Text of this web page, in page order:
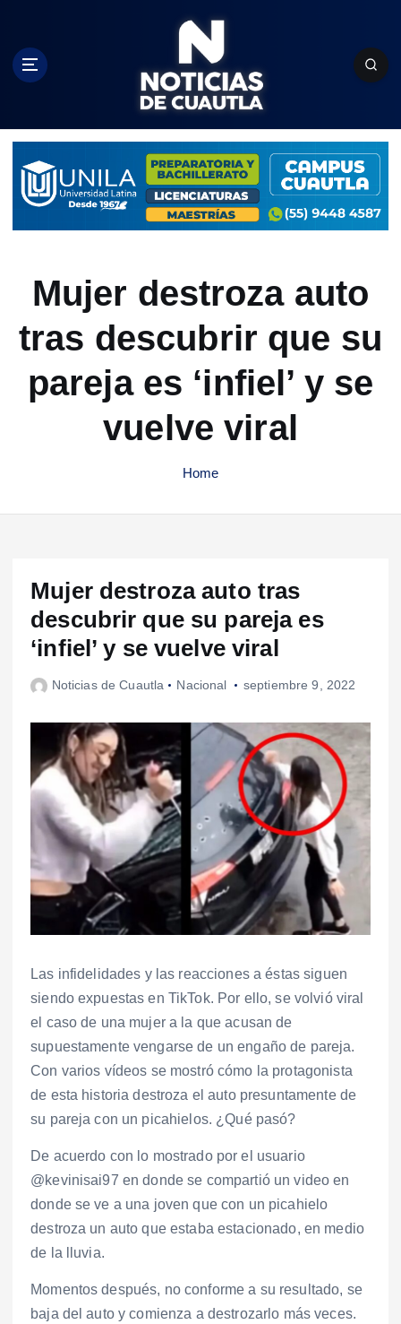
c
Mujer destroza auto
tras descubrir que su
pareja es ‘infiel’ y se
vuelve viral
Home
Mujer destroza auto tras
descubrir que su pareja es
‘infiel’ y se vuelve viral
Noticias de Cuautla Nacional septiembre 9, 2022
Las infidelidades y las reacciones a éstas siguen
siendo expuestas en TikTok. Por ello, se volvió viral
el caso de una mujer a la que acusan de
supuestamente vengarse de un engaño de pareja.
Con varios vídeos se mostró cómo la protagonista
de esta historia destroza el auto presuntamente de
su pareja con un picahielos. ¿Qué pasó?
De acuerdo con lo mostrado por el usuario
@kevinisai97 en donde se compartió un video en
donde se ve a una joven que con un picahielo
destroza un auto que estaba estacionado, en medio
de la lluvia.
Momentos después, no conforme a su resultado, se
baja del auto y comienza a destrozarlo más veces.